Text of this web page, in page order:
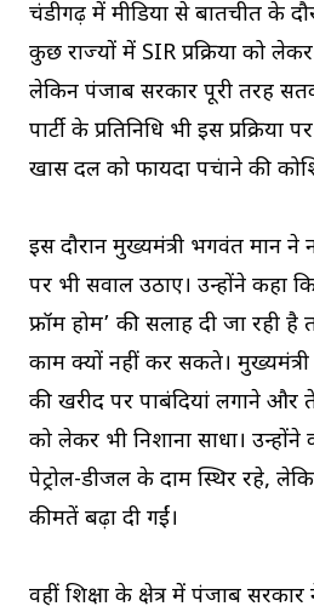
चंडीगढ़ में मीडिया से बातचीत के
कुछ राज्यों में SIR प्रक्रिया को
लेकिन पंजाब सरकार पूरी तरह
पार्टी के प्रतिनिधि भी इस
खास दल को फायदा पहुंचाने की
इस दौरान मुख्यमंत्री भगवंत मान ने
पर भी सवाल उठाए। उन्होंने कहा
फ्रॉम होम’ की सलाह दी जा रही है
काम क्यों नहीं कर सकते।
की खरीद पर पाबंदियां लगाने और
को लेकर भी निशाना साधा।
पेट्रोल-डीजल के दाम स्थिर रहे,
कीमतें बढ़ा दी गईं।
वहीं शिक्षा के क्षेत्र में पंजाब